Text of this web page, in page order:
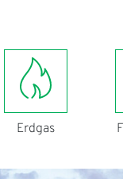
Erdgas